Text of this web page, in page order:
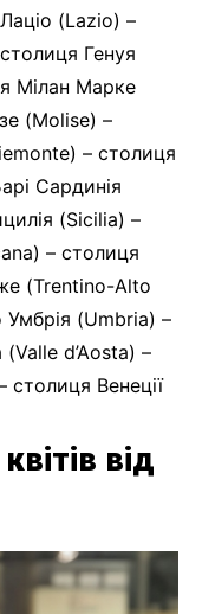
(Lazio) –
Генуя
Мілан Марке
(Molise) –
– столиця
Сардинія
(Sicilia) –
– столиця
(Trentino-Alto
(Umbria) –
d’Aosta) –
Венеції
від